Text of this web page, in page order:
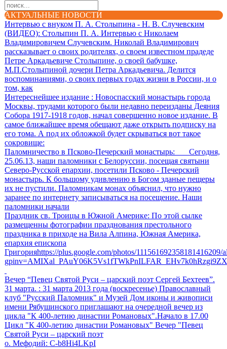
АКТУАЛЬНЫЕ НОВОСТИ
Интервью с внуком П. А. Столыпина - Н. В. Случевским
(ВИДЕО): Столыпин П. А. Интервью с Николаем
Владимировичем Случевским. Николай Владимирович
рассказывает о своих родителях, о своем известном прадеде
Петре Аркадьевиче Столыпине, о своей бабушке,
М.П.Столыпиной дочери Петра Аркадьевича. Делится
воспоминаниями, о своих первых годах жизни в России, и о
том, как
Интереснейшее издание : Новоспасский монастырь города
Москвы, трудами которого были недавно переизданы Деяния
Собора 1917-1918 годов, начал совершенно новое издание. В
самое ближайшее время обещают даже открыть подписку на
его тома. А под их обложкой будет скрываться вот такое
сокровище:
Паломничество в Псково-Печерский монастырь: Сегодня,
25.06.13, наши паломники с Белоруссии, посещая святыни
Северо-Русской епархии, посетили Псково - Печерский
монастырь. К большому удивлению в Богом зданые пещеры
их не пустили. Паломникам монах объяснил, что нужно
заранее по интернету записываться на посещение. Наши
паломники начали
Праздник св. Троицы в Южной Америке: По этой сылке
размещенны фотографии празднования престольного
праздника в приходе на Вила Алпина, Южная Америка,
епархия епископа
Григорияhttps://plus.google.com/photos/111561692358181416209/
Вечер “Певец Святой Руси – царский поэт Сергей Бехтеев”.
31 марта. : 31 марта 2013 года (воскресенье) Православный
клуб "Русский Паломник" и Музей Дом иконы и живописи
имени Рябушинского приглашают на очередной вечер из
цикла "К 400-летию династии Романовых".Начало в 17.00
Цикл "К 400-летию династии Романовых" Вечер "Певец
Святой Руси – царский поэт
о. Мефодий: C-b8Hi4LKpI